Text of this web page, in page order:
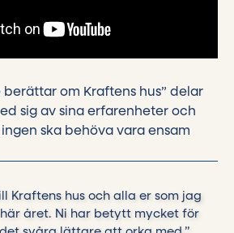
berättar om Kraftens hus” delar
sig av sina erfarenheter och
ska behöva vara ensam
Kraftens hus och alla er som jag
året. Ni har betytt mycket för